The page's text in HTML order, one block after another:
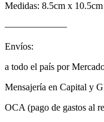
Medidas: 8.5cm x
——————–
Envíos:
a todo el país por
Mensajería en Capital y
OCA (pago de gastos al